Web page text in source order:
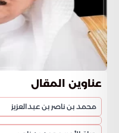
عناوين المقال
محمد بن ناصر بن عبدالعزيز